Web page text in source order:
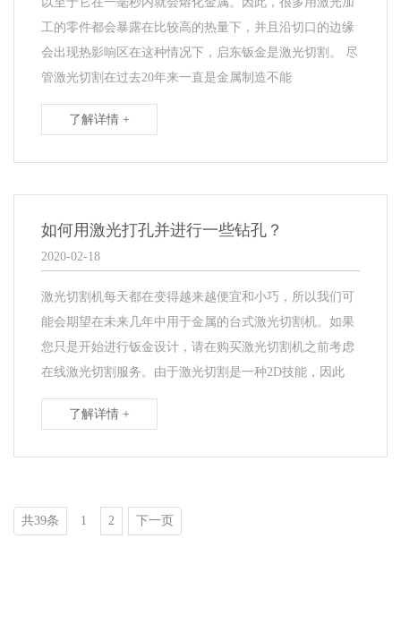
工的零件都会暴露在比较高的热量下，并且沿切口的边缘
会出现热影响区在这种情况下，启东钣金是激光切割。 尽
管激光切割在过去20年来一直是金属制造不能
了解详情 +
如何用激光打孔并进行一些钻孔？
2020-02-18
激光切割机每天都在变得越来越便宜和小巧，所以我们可
能会期望在未来几年中用于金属的台式激光切割机。如果
您只是开始进行钣金设计，请在购买激光切割机之前考虑
在线激光切割服务。由于激光切割是一种2D技能，因此
了解详情 +
共39条 1 2 下一页